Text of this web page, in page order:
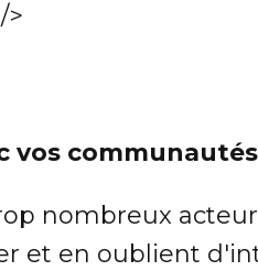
vos communautés
nombreux
et en oublient